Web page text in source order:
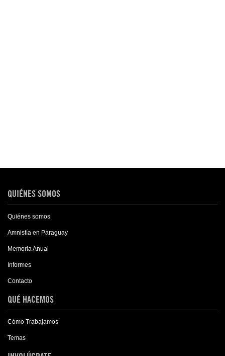
QUIÉNES SOMOS
Quiénes somos
Amnistía en Paraguay
Memoria Anual
Informes
Contacto
QUÉ HACEMOS
Cómo Trabajamos
Temas